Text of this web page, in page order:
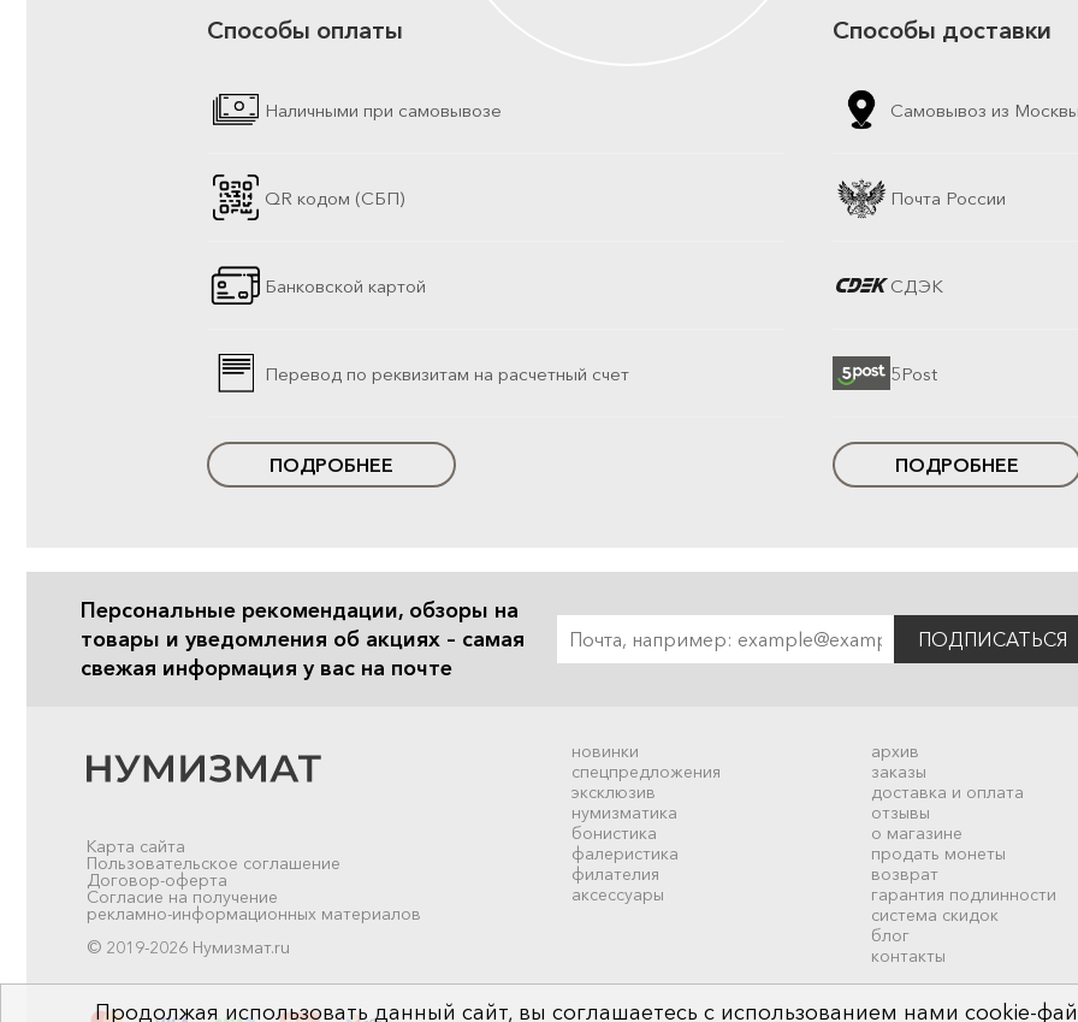
Способы оплаты
Наличными при самовывозе
QR кодом (СБП)
Банковской картой
Перевод по реквизитам на расчетный счет
ПОДРОБНЕЕ
Способы доставки
Самовывоз из
Почта России
СДЭК
5Post
ПОДРОБНЕЕ
Персональные рекомендации, обзоры на
товары и уведомления об акциях – самая
свежая информация у вас на почте
ПОДПИСАТЬСЯ
новинки
спецпредложения
эксклюзив
нумизматика
бонистика
фалеристика
филателия
аксессуары
архив
заказы
доставка и оплата
отзывы
о магазине
продать монеты
возврат
гарантия подлинности
система скидок
блог
контакты
Карта сайта
Пользовательское соглашение
Договор-оферта
Согласие на получение
рекламно-информационных материалов
© 2019-2026 Нумизмат.ru
Продолжая использовать данный сайт, вы соглашаетесь с использованием нами cookie-